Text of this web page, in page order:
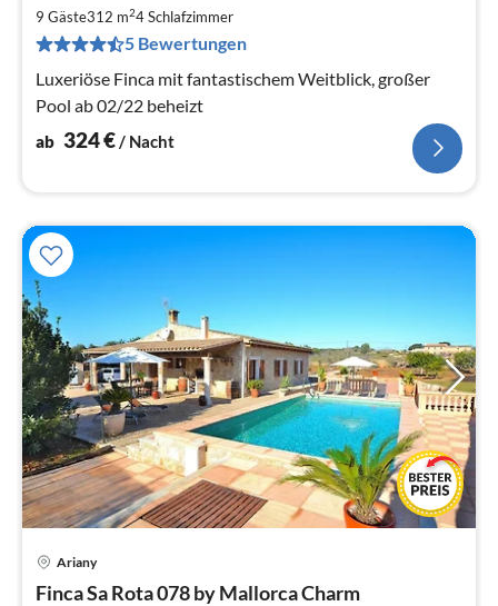
9 Gäste312 m24Schlafzimmer
5 Bewertungen
Luxeriöse Finca mit fantastischem Weitblick, großer
Pool ab 02/22 beheizt
ab 324€ / Nacht
Ariany
Finca Sa Rota 078 by Mallorca Charm